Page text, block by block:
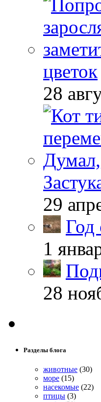
цветок
28
29
Год
1
28
Разделы блога
животные (30)
море (15)
насекомые (22)
птицы (3)